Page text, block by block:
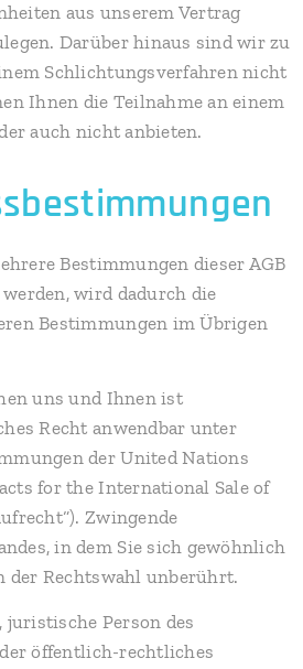
aus unserem Vertrag
Darüber hinaus sind wir zu
Schlichtungsverfahren nicht
Ihnen die Teilnahme an einem
auch nicht anbieten.
Bestimmungen dieser AGB
wird dadurch die
Bestimmungen im Übrigen
uns und Ihnen ist
Recht anwendbar unter
der United Nations
for the International Sale of
Zwingende
in dem Sie sich gewöhnlich
der Rechtswahl unberührt.
juristische Person des
öffentlich-rechtliches